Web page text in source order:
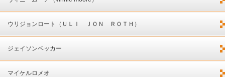
ウリジョンロート（ＵＬＩ ＪＯＮ ＲＯＴＨ）
ジェイソンベッカー
マイケルロメオ